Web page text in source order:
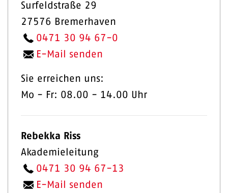
Surfeldstraße 29
27576 Bremerhaven
0471 30 94 67-0
E-Mail senden
Sie erreichen uns:
Mo - Fr: 08.00 - 14.00 Uhr
Rebekka Riss
Akademieleitung
0471 30 94 67-13
E-Mail senden